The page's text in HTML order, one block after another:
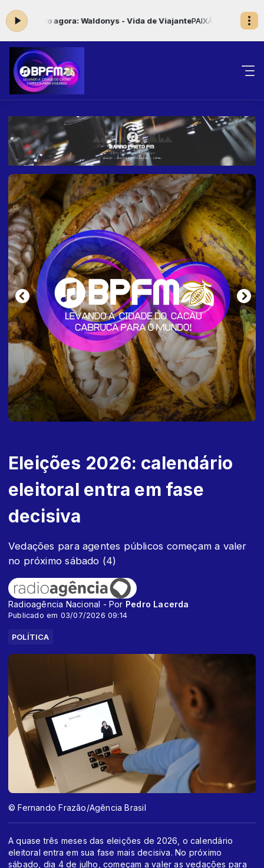
agora: Waldonys - Vida de ViajantePAIXÃO SERTANEJA com
Eleições 2026: calendário
eleitoral entra em fase
decisiva
Vedações para agentes públicos começam a valer
no próximo sábado (4)
Radioagência Nacional - Por Pedro Lacerda
Publicado em 03/07/2026 09:14
POLÍTICA
© Fernando Frazão/Agência Brasil
A quase três meses das eleições de 2026, o calendário
eleitoral entra em sua fase mais decisiva. No próximo
sábado, dia 4 de julho, começam a valer as vedações para